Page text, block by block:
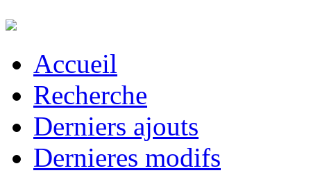
Accueil
Recherche
Derniers ajouts
Dernieres modifs